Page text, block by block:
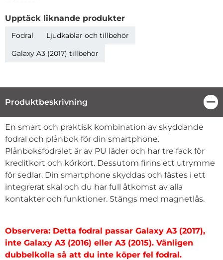
Upptäck liknande produkter
Fodral
Ljudkablar och tillbehör
Galaxy A3 (2017) tillbehör
Produktbeskrivning
Produktbeskrivning
En smart och praktisk kombination av skyddande
fodral och plånbok för din smartphone.
Plånboksfodralet är av PU läder och har tre fack för
kreditkort och körkort. Dessutom finns ett utrymme
för sedlar. Din smartphone skyddas och fästes i ett
integrerat skal och du har full åtkomst av alla
kontakter och funktioner. Stängs med magnetlås.
Observera: Detta fodral passar Galaxy A3 (2017),
inte Galaxy A3 (2016) eller A3 (2015). Vänligen
dubbelkolla så att du inte köper fel fodral.